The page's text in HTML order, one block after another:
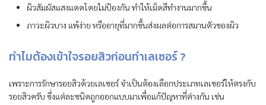
ผิวสัมผัสแสงแดดโดยไม่ป้องกัน ทำให้เม็ดสีทำงานมากขึ้น
ภาวะผิวบาง แพ้ง่าย หรืออายุที่มากขึ้นส่งผลต่อการสมานตัวของผิว
ทำไมต้องเข้าใจรอยสิวก่อนทำเลเซอร์ ?
เพราะการรักษารอยสิวด้วยเลเซอร์ จำเป็นต้องเลือกประเภทเลเซอร์ให้ตรงกับ
รอยสิวครับ ซึ่งแต่ละชนิดถูกออกแบบมาเพื่อแก้ปัญหาที่ต่างกัน เช่น